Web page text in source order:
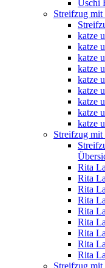
Uschi
Streifzug
katze
katze
katze
katze
katze
katze
katze
katze
katze
Streifzug
Rita
Rita
Rita
Rita
Rita
Rita
Rita
Rita
Rita
Streifzug